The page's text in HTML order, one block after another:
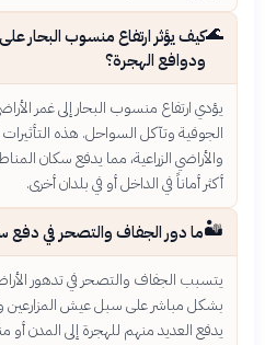
🌊كيف يؤثر ارتفاع منسوب البحار
ودوافع الهجرة؟
يؤدي ارتفاع منسوب البحار إلى غمر
الجوفية وتآكل السواحل. هذه التأثيرات
والأراضي الزراعية، مما يدفع سكان
أكثر أماناً في الداخل أو في بلدان أخرى.
🏜️ما دور الجفاف والتصحر في دفع
يتسبب الجفاف والتصحر في تدهور
بشكل مباشر على سبل عيش المزارعين
يدفع العديد منهم للهجرة إلى المدن